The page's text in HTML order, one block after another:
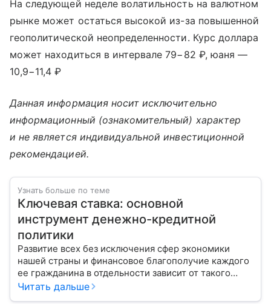
На следующей неделе волатильность на валютном
рынке может остаться высокой из-за повышенной
геополитической неопределенности. Курс доллара
может находиться в интервале 79−82 ₽, юаня —
10,9−11,4 ₽
Данная информация носит исключительно
информационный (ознакомительный) характер
и не является индивидуальной инвестиционной
рекомендацией.
Узнать больше по теме
Ключевая ставка: основной
инструмент денежно-кредитной
политики
Развитие всех без исключения сфер экономики
нашей страны и финансовое благополучие каждого
ее гражданина в отдельности зависит от такого
показателя, как ключевая ставка. От чего зависит
Читать дальше